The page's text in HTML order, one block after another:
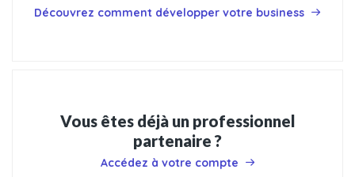
Découvrez comment développer votre business
Vous êtes déjà un professionnel
partenaire ?
Accédez à votre compte